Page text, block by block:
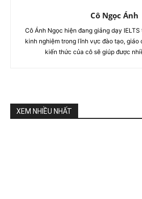
Cô Ngọc Ánh
Cô Ánh Ngọc hiện đang giảng dạy
kinh nghiệm trong lĩnh vực đào tạo, giáo
kiến thức của cô sẽ giúp được
XEM NHIỀU NHẤT